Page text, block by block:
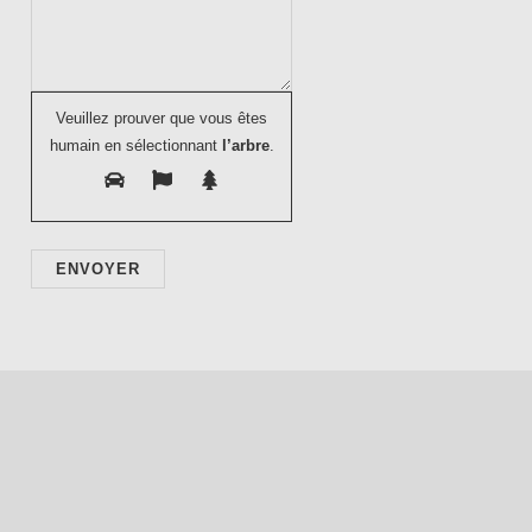
Veuillez prouver que vous êtes
humain en sélectionnantl’arbre.